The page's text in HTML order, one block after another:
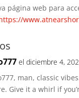
página web para
el diciembre 4,
man, classic
Give it a whirl if